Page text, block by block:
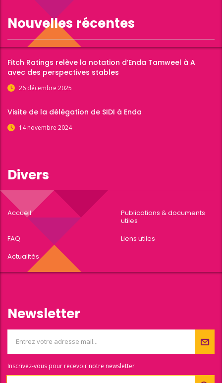
Nouvelles récentes
Fitch Ratings relève la notation d’Enda Tamweel à A
avec des perspectives stables
26 décembre 2025
Visite de la délégation de SIDI à Enda
14 novembre 2024
Divers
Accueil
Publications & documents
utiles
FAQ
Liens utiles
Actualités
Newsletter
Inscrivez-vous pour recevoir notre newsletter